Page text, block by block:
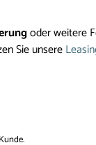
oder weitere
Sie unsere